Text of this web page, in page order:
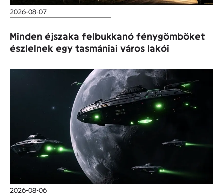
2026-08-07
Minden éjszaka felbukkanó fénygömböket
észlelnek egy tasmániai város lakói
2026-08-06